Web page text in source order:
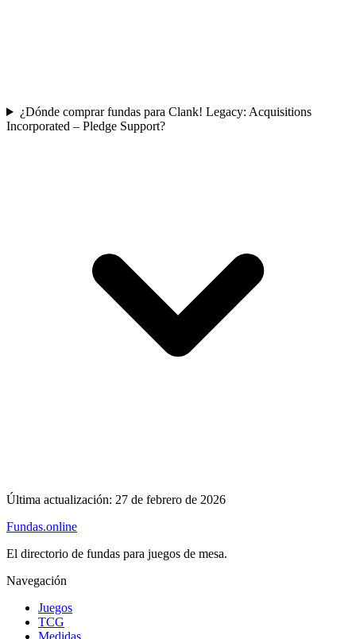
¿Dónde comprar fundas para Clank! Legacy: Acquisitions
Incorporated – Pledge Support?
Última actualización: 27 de febrero de 2026
Fundas.online
El directorio de fundas para juegos de mesa.
Navegación
Juegos
TCG
Medidas